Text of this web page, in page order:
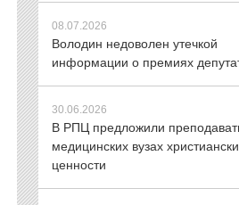
08.07.2026
Володин недоволен утечкой
информации о премиях
30.06.2026
В РПЦ предложили
медицинских вузах
ценности